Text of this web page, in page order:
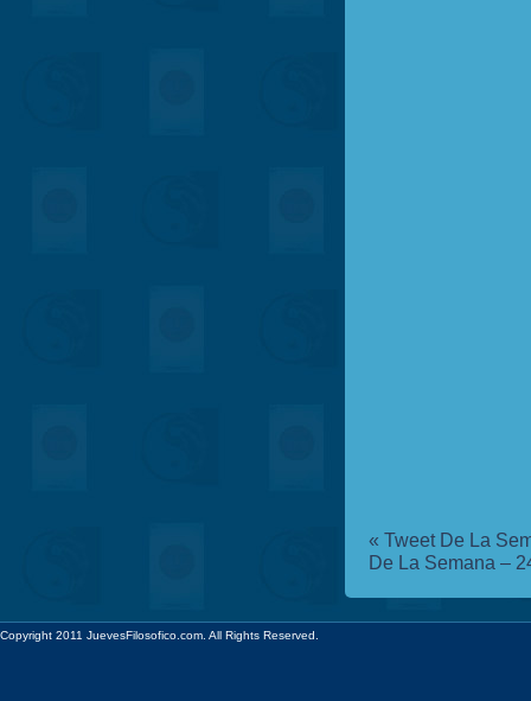
« Tweet De La
De La Semana –
Copyright 2011 JuevesFilosofico.com. All Rights Reserved.